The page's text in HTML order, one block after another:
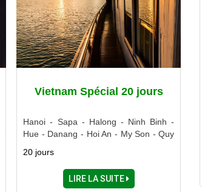
Vietnam Spécial 20 jours
Hanoi - Sapa - Halong - Ninh Binh -
Hue - Danang - Hoi An - My Son - Quy
Minh Ville - Cu Chi - Tay Ninh - Can
Tho - Soc Trang
20 jours
LIRE LA SUITE